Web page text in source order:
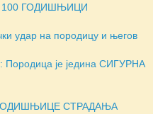
ГОДИШЊИЦИ
удар на породицу и његов
Породица је једина СИГУРНА
СТРАДАЊА